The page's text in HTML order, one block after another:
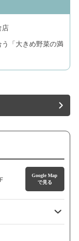
店
「大きめ野菜の満
Google Map
で見る